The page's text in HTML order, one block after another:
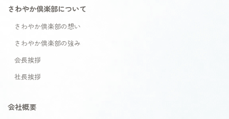
さわやか倶楽部について
さわやか倶楽部の想い
さわやか倶楽部の強み
会長挨拶
社長挨拶
会社概要